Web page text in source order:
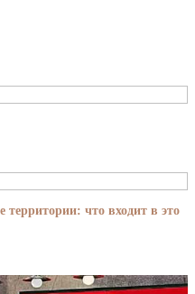
территории: что входит в это